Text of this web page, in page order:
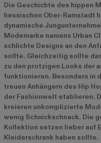
Die Geschichte des hippen
hessischen Ober-Ramstadt
dynamische
Modemarke namens Urban
schlichte Designs an den
sollte. Gleichzeitig sollte
zu den protzigen Looks der
funktionieren. Besonders in
treuen Anhängern des Hip
der Fashionwelt etablieren.
kreieren unkomplizierte
wenig Schnickschnack. Die
Kollektion setzen lieber auf
Kleiderschrank haben sollte.